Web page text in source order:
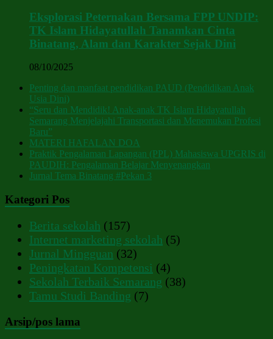
Eksplorasi Peternakan Bersama FPP UNDIP:
TK Islam Hidayatullah Tanamkan Cinta
Binatang, Alam dan Karakter Sejak Dini
08/10/2025
Penting dan manfaat pendidikan PAUD (Pendidikan Anak
Usia Dini)
“Seru dan Mendidik! Anak-anak TK Islam Hidayatullah
Semarang Menjelajahi Transportasi dan Menemukan Profesi
Baru”
MATERI HAFALAN DOA
Praktik Pengalaman Lapangan (PPL) Mahasiswa UPGRIS di
PAUDIH: Pengalaman Belajar Menyenangkan
Jurnal Tema Binatang #Pekan 3
Kategori Pos
Berita sekolah (157)
Internet marketing sekolah (5)
Jurnal Mingguan (32)
Peningkatan Kompetensi (4)
Sekolah Terbaik Semarang (38)
Tamu Studi Banding (7)
Arsip/pos lama